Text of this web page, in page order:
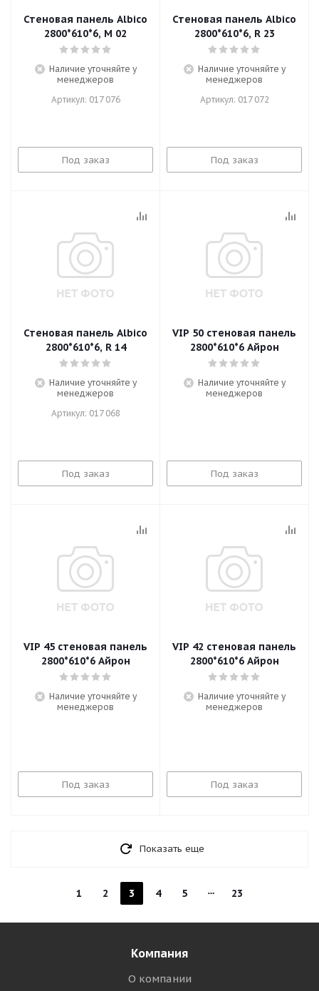
Стеновая панель Albico
2800*610*6, M 02
Наличие уточняйте у
менеджеров
Артикул: 017 076
Под заказ
Стеновая панель Albico
2800*610*6, R 23
Наличие уточняйте у
менеджеров
Артикул: 017 072
Под заказ
Стеновая панель Albico
2800*610*6, R 14
Наличие уточняйте у
менеджеров
Артикул: 017 068
Под заказ
VIP 50 стеновая панель
2800*610*6 Айрон
Наличие уточняйте у
менеджеров
Под заказ
VIP 45 стеновая панель
2800*610*6 Айрон
Наличие уточняйте у
менеджеров
Под заказ
VIP 42 стеновая панель
2800*610*6 Айрон
Наличие уточняйте у
менеджеров
Под заказ
Показать еще
1 2 3 4 5 23
Компания
О компании